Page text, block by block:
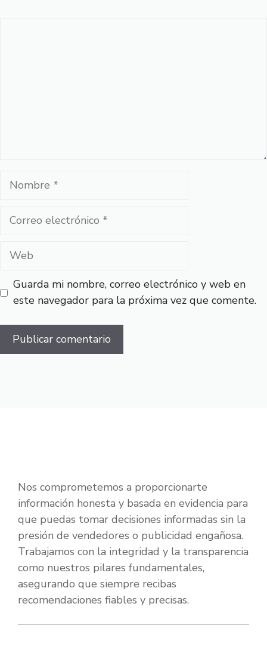
Nombre
Correo
Web
Guarda mi nombre, correo electrónico y web en
este navegador para la próxima vez que comente.
Nos comprometemos a proporcionarte
información honesta y basada en evidencia para
que puedas tomar decisiones informadas sin la
presión de vendedores o publicidad engañosa.
Trabajamos con la integridad y la transparencia
como nuestros pilares fundamentales,
asegurando que siempre recibas
recomendaciones fiables y precisas.